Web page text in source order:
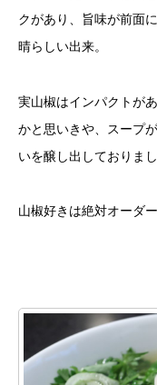
クがあり、旨味が前面
晴らしい出来。
実山椒はインパクトが
かと思いきや、スープ
いを醸し出しておりまし
山椒好きは絶対オーダ